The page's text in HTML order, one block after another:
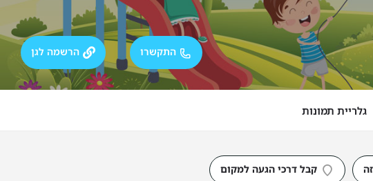
התקשרו הרשמה לגן
גלריית תמונות
קבל דרכי הגעה למקום